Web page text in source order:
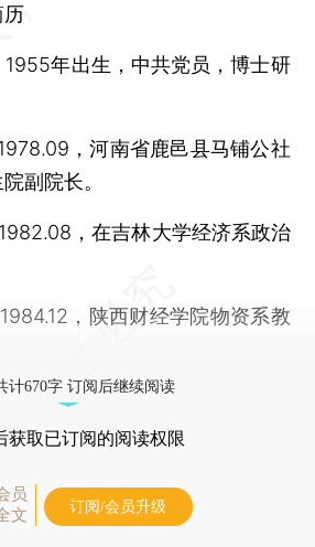
历
年出生，中共党员，博士研
，河南省鹿邑县马铺公社
副院长。
，在吉林大学经济系政治
，陕西财经学院物资系教
计670字 订阅后继续阅读
获取已订阅的阅读权限
员
文
订阅/会员升级